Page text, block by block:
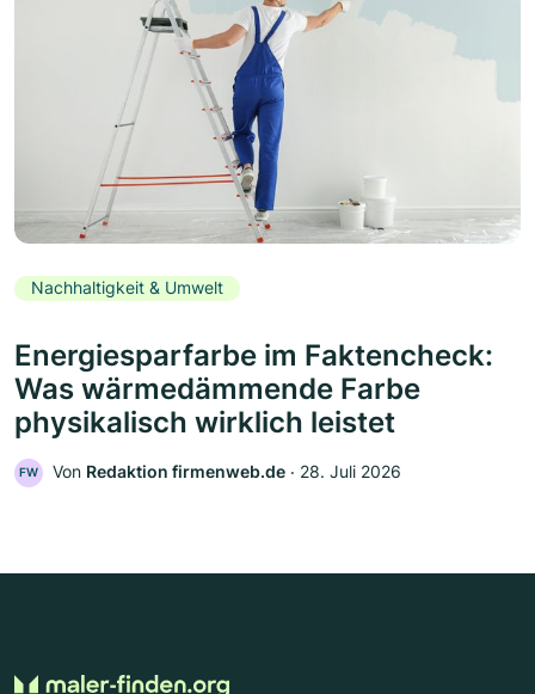
Nachhaltigkeit & Umwelt
Energiesparfarbe im Faktencheck:
Was wärmedämmende Farbe
physikalisch wirklich leistet
FW Von Redaktion firmenweb.de ‧ 28. Juli 2026